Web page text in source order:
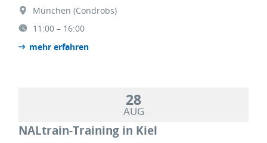
München (Condrobs)
11:00 – 16:00
mehr erfahren
28
AUG
NALtrain-Training in Kiel